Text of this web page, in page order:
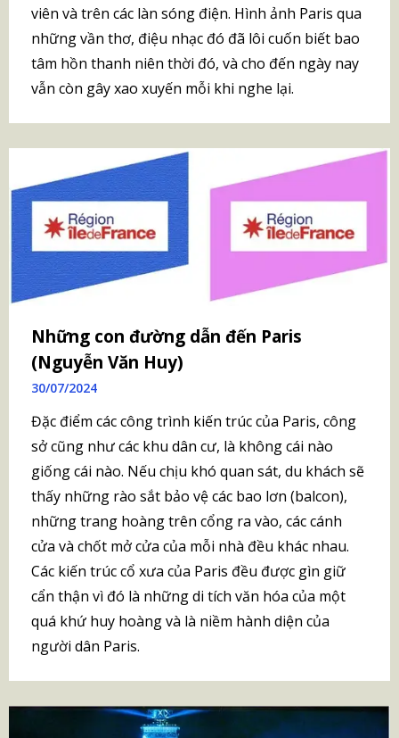
viên và trên các làn sóng điện. Hình ảnh Paris qua
những vần thơ, điệu nhạc đó đã lôi cuốn biết bao
tâm hồn thanh niên thời đó, và cho đến ngày nay
vẫn còn gây xao xuyến mỗi khi nghe lại.
Những con đường dẫn đến Paris
(Nguyễn Văn Huy)
30/07/2024
Đặc điểm các công trình kiến trúc của Paris, công
sở cũng như các khu dân cư, là không cái nào
giống cái nào. Nếu chịu khó quan sát, du khách sẽ
thấy những rào sắt bảo vệ các bao lơn (balcon),
những trang hoàng trên cổng ra vào, các cánh
cửa và chốt mở cửa của mỗi nhà đều khác nhau.
Các kiến trúc cổ xưa của Paris đều được gìn giữ
cẩn thận vì đó là những di tích văn hóa của một
quá khứ huy hoàng và là niềm hành diện của
người dân Paris.